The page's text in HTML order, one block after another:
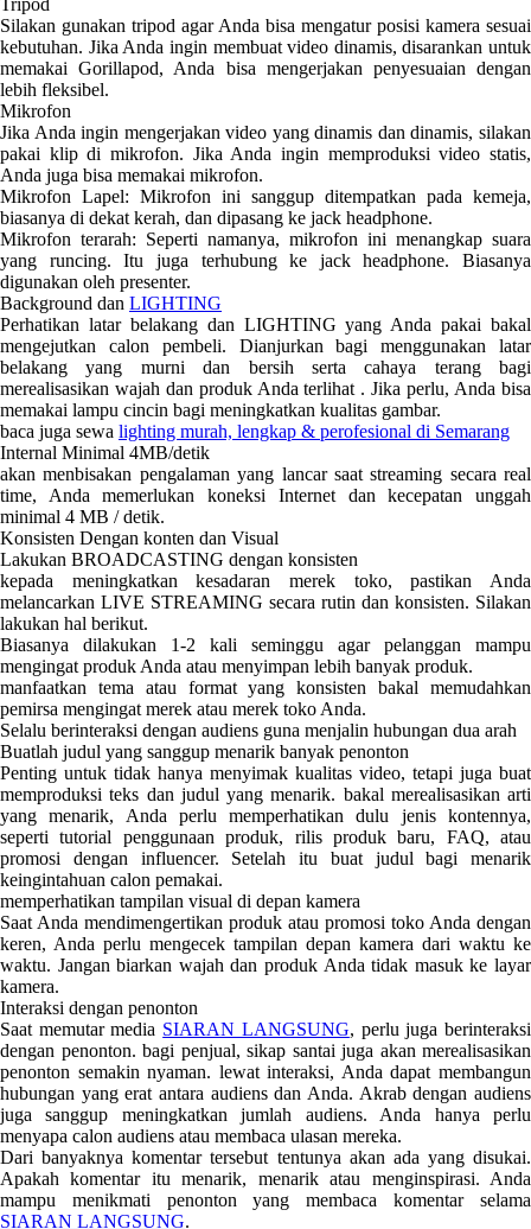
Tripod
Silakan gunakan tripod agar Anda bisa mengatur posisi kamera sesuai
kebutuhan. Jika Anda ingin membuat video dinamis, disarankan untuk
memakai Gorillapod, Anda bisa mengerjakan penyesuaian dengan
lebih fleksibel.
Mikrofon
Jika Anda ingin mengerjakan video yang dinamis dan dinamis, silakan
pakai klip di mikrofon. Jika Anda ingin memproduksi video statis,
Anda juga bisa memakai mikrofon.
Mikrofon Lapel: Mikrofon ini sanggup ditempatkan pada kemeja,
biasanya di dekat kerah, dan dipasang ke jack headphone.
Mikrofon terarah: Seperti namanya, mikrofon ini menangkap suara
yang runcing. Itu juga terhubung ke jack headphone. Biasanya
digunakan oleh presenter.
Background dan LIGHTING
Perhatikan latar belakang dan LIGHTING yang Anda pakai bakal
mengejutkan calon pembeli. Dianjurkan bagi menggunakan latar
belakang yang murni dan bersih serta cahaya terang bagi
merealisasikan wajah dan produk Anda terlihat . Jika perlu, Anda bisa
memakai lampu cincin bagi meningkatkan kualitas gambar.
baca juga sewa lighting murah, lengkap & perofesional di Semarang
Internal Minimal 4MB/detik
akan menbisakan pengalaman yang lancar saat streaming secara real
time, Anda memerlukan koneksi Internet dan kecepatan unggah
minimal 4 MB / detik.
Konsisten Dengan konten dan Visual
Lakukan BROADCASTING dengan konsisten
kepada meningkatkan kesadaran merek toko, pastikan Anda
melancarkan LIVE STREAMING secara rutin dan konsisten. Silakan
lakukan hal berikut.
Biasanya dilakukan 1-2 kali seminggu agar pelanggan mampu
mengingat produk Anda atau menyimpan lebih banyak produk.
manfaatkan tema atau format yang konsisten bakal memudahkan
pemirsa mengingat merek atau merek toko Anda.
Selalu berinteraksi dengan audiens guna menjalin hubungan dua arah
Buatlah judul yang sanggup menarik banyak penonton
Penting untuk tidak hanya menyimak kualitas video, tetapi juga buat
memproduksi teks dan judul yang menarik. bakal merealisasikan arti
yang menarik, Anda perlu memperhatikan dulu jenis kontennya,
seperti tutorial penggunaan produk, rilis produk baru, FAQ, atau
promosi dengan influencer. Setelah itu buat judul bagi menarik
keingintahuan calon pemakai.
memperhatikan tampilan visual di depan kamera
Saat Anda mendimengertikan produk atau promosi toko Anda dengan
keren, Anda perlu mengecek tampilan depan kamera dari waktu ke
waktu. Jangan biarkan wajah dan produk Anda tidak masuk ke layar
kamera.
Interaksi dengan penonton
Saat memutar media SIARAN LANGSUNG, perlu juga berinteraksi
dengan penonton. bagi penjual, sikap santai juga akan merealisasikan
penonton semakin nyaman. lewat interaksi, Anda dapat membangun
hubungan yang erat antara audiens dan Anda. Akrab dengan audiens
juga sanggup meningkatkan jumlah audiens. Anda hanya perlu
menyapa calon audiens atau membaca ulasan mereka.
Dari banyaknya komentar tersebut tentunya akan ada yang disukai.
Apakah komentar itu menarik, menarik atau menginspirasi. Anda
mampu menikmati penonton yang membaca komentar selama
SIARAN LANGSUNG.